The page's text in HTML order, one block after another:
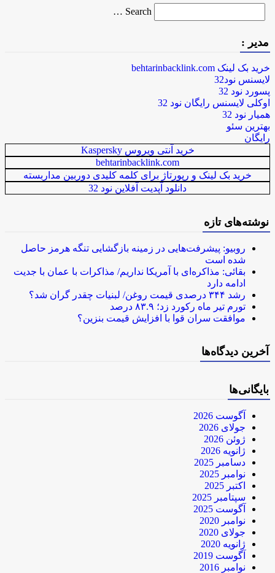
for
Search …
مدیر :
خرید بک لینک behtarinbacklink.com
لایسنس نود32
پسورد نود 32
اوکلی لایسنس رایگان نود 32
همیار نود 32
بهترین سئو
رایگان
خرید آنتی ویروس Kaspersky
behtarinbacklink.com
خرید بک لینک و رپورتاژ برای کلمه کلیدی دوربین مداربسته
دانلود آپدیت آفلاین نود 32
نوشته‌های تازه
روبیو: پیشرفت‌هایی در زمینه بازگشایی تنگه هرمز حاصل
شده است
بقائی: مذاکره‌ای با آمریکا نداریم/ مذاکرات با عمان با جدیت
ادامه دارد
رشد ۳۴۴ درصدی قیمت روغن/ لبنیات چقدر گران شد؟
تورم تیر ماه رکورد زد؛ ۸۳.۹ درصد
موافقت سران قوا با افزایش قیمت بنزین؟
آخرین دیدگاه‌ها
بایگانی‌ها
آگوست 2026
جولای 2026
ژوئن 2026
ژانویه 2026
دسامبر 2025
نوامبر 2025
اکتبر 2025
سپتامبر 2025
آگوست 2025
نوامبر 2020
جولای 2020
ژانویه 2020
آگوست 2019
نوامبر 2016